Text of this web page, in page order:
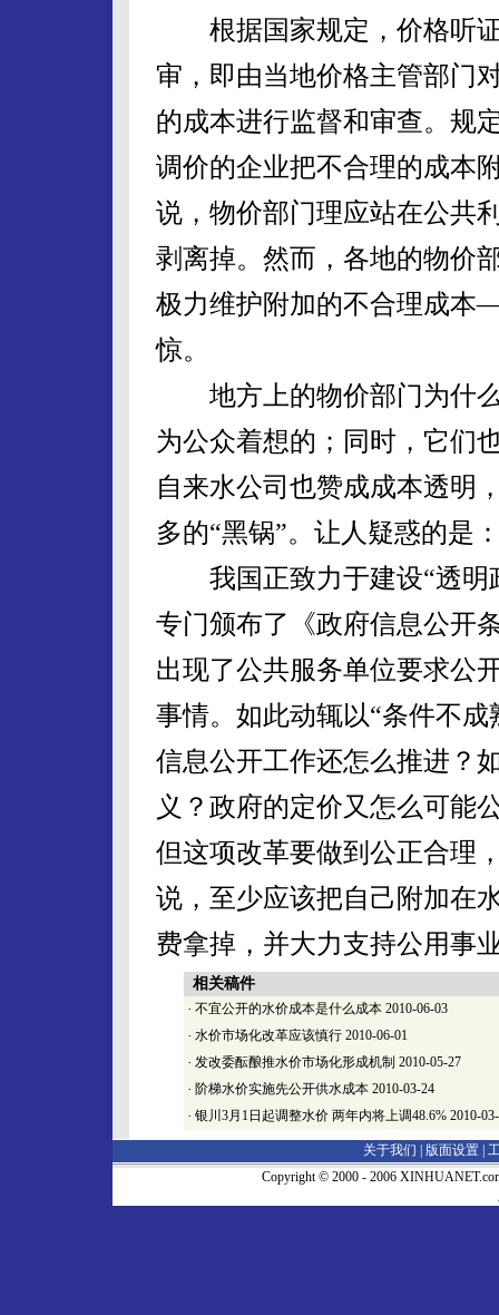
根据国家规定，价格听
审，即由当地价格主管部门
的成本进行监督和审查。规
调价的企业把不合理的成本
说，物价部门理应站在公共
剥离掉。然而，各地的物价
极力维护附加的不合理成
惊。
地方上的物价部门为什么
为公众着想的；同时，它们
自来水公司也赞成成本透明
多的“黑锅”。让人疑惑的是
我国正致力于建设“透明
专门颁布了《政府信息公开
出现了公共服务单位要求公
事情。如此动辄以“条件不
信息公开工作还怎么推进？
义？政府的定价又怎么可能
但这项改革要做到公正合
说，至少应该把自己附加在
费拿掉，并大力支持公用事
相关稿件
· 不宜公开的水价成本是什么成本 2010-06-03
· 水价市场化改革应该慎行 2010-06-01
· 发改委酝酿推水价市场化形成机制 2010-05-27
· 阶梯水价实施先公开供水成本 2010-03-24
· 银川3月1日起调整水价 两年内将上调48.6% 2010-
关于我们 | 版面设置
Copyright © 2000 - 2006